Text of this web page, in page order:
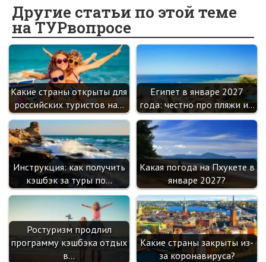
o
o
k
o
kl
as
sn
ik
i
er dI
n
es
t
a
m
Другие статьи по этой теме
на ТУРвопросе
Какие страны открыты для
российских туристов на…
Египет в январе 2027
года: честно про пляжи и…
Инструкция: как получить
кэшбэк за туры по…
Какая погода на Пхукете в
январе 2027?
Ростуризм продлил
программу кэшбэка отдых
в…
Какие страны закрыты из-
за коронавируса?